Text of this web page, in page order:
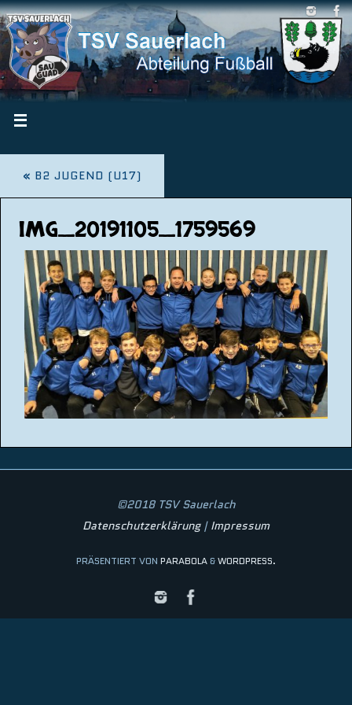
« B2 JUGEND (U17)
IMG_20191105_1759569
©2018 TSV Sauerlach
Datenschutzerklärung| Impressum
PRÄSENTIERT VON PARABOLA&WORDPRESS.